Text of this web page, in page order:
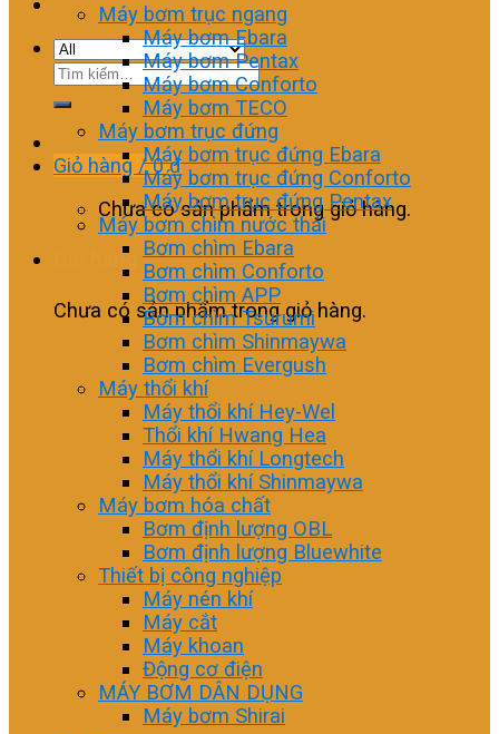
Tìm
Giỏ hàng /0₫
Chưa có sản phẩm trong giỏ hàng.
Giỏ hàng
Chưa có sản phẩm trong giỏ hàng.
Máy bơm trục ngang
Máy bơm Ebara
Máy bơm Pentax
Máy bơm Conforto
Máy bơm TECO
Máy bơm trục đứng
Máy bơm trục đứng Ebara
Máy bơm trục đứng Conforto
Máy bơm trục đứng Pentax
Máy bơm chìm nước thải
Bơm chìm Ebara
Bơm chìm Conforto
Bơm chìm APP
Bơm chìm Tsurumi
Bơm chìm Shinmaywa
Bơm chìm Evergush
Máy thổi khí
Máy thổi khí Hey-Wel
Thổi khí Hwang Hea
Máy thổi khí Longtech
Máy thổi khí Shinmaywa
Máy bơm hóa chất
Bơm định lượng OBL
Bơm định lượng Bluewhite
Thiết bị công nghiệp
Máy nén khí
Máy cắt
Máy khoan
Động cơ điện
MÁY BƠM DÂN DỤNG
Máy bơm Shirai